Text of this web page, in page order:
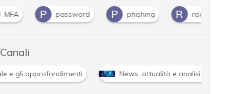
P password P phishing R rischio cyber
Canali
Attacchi hacker e Malware: le ultime news in tempo reale e